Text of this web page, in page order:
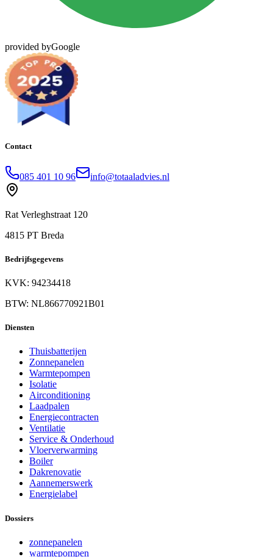
provided byGoogle
Contact
085 401 10 96 info@totaaladvies.nl
Rat Verleghstraat 120
4815 PT Breda
Bedrijfsgegevens
KVK: 94234418
BTW: NL866770921B01
Diensten
Thuisbatterijen
Zonnepanelen
Warmtepompen
Isolatie
Airconditioning
Laadpalen
Energiecontracten
Ventilatie
Service & Onderhoud
Vloerverwarming
Boiler
Dakrenovatie
Aannemerswerk
Energielabel
Dossiers
zonnepanelen
warmtepompen